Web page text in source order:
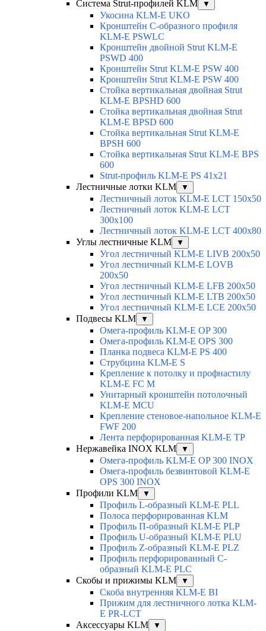
Система Strut-профилей KLM
▼
Укосина KLM-E UKO
Кронштейн С-образного профиля
KLM-E PSWLC
Кронштейн двойной Strut KLM-E
PSWD 400
Кронштейн Strut KLM-E PSW 400
Кронштейн Strut KLM-E PSW 400
Стойка вертикальная двойная Strut
KLM-E BPSHD 600
Стойка вертикальная двойная Strut
KLM-E BPSD 600
Стойка вертикальная Strut KLM-E
BPSH 600
Стойка вертикальная Strut KLM-E BPS
600
Strut-профиль KLM-E PS 41x21
Лестничные лотки KLM
▼
Лестничный лоток KLM-E LCT 150x50
Лестничный лоток KLM-E LCT
300x100
Лестничный лоток KLM-E LCT 400x80
Углы лестничные KLM
▼
Угол лестничный KLM-E LIVB 200x50
Угол лестничный KLM-E LOVB
200x50
Угол лестничный KLM-E LFB 200x50
Угол лестничный KLM-E LTB 200x50
Угол лестничный KLM-E LCE 200x50
Подвесы KLM
▼
Омега-профиль KLM-E OP 300
Омега-профиль KLM-E OPS 300
Планка подвеса KLM-E PS 400
Струбцина KLM-E S
Крепление к потолку и профнастилу
KLM-E FC M
Унитарный кронштейн потолочный
KLM-E MCU
Крепление стеновое-напольное KLM-E
FWF 200
Лента перфорированная KLM-E TP
Нержавейка INOX KLM
▼
Омега-профиль KLM-E OP 300 INOX
Омега-профиль безвинтовой KLM-E
OPS 300 INOX
Профили KLM
▼
Профиль L-образный KLM-E PLL
Полоса перфорированная KLM
Профиль П-образный KLM-E PLP
Профиль U-образный KLM-E PLU
Профиль Z-образный KLM-E PLZ
Профиль перфорированный C-
образный KLM-E PLC
Скобы и прижимы KLM
▼
Скоба внутренняя KLM-E BI
Прижим для лестничного лотка KLM-
E PR-LCT
Аксессуары KLM
▼